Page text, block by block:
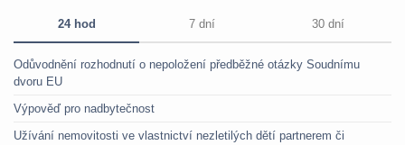
24 hod 7 dní 30 dní
Odůvodnění rozhodnutí o nepoložení předběžné otázky Soudnímu
dvoru EU
Výpověď pro nadbytečnost
Užívání nemovitosti ve vlastnictví nezletilých dětí partnerem či